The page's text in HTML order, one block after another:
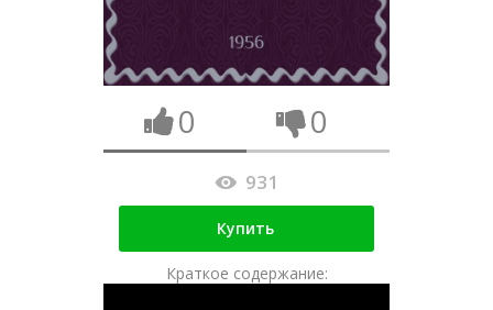
0 0
931
Купить
Краткое содержание: